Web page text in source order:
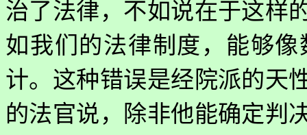
治了法律，不如说在于这样
如我们的法律制度，能够
计。这种错误是经院派的天
的法官说，除非他能确定判